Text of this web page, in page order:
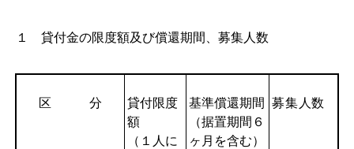
１ 貸付金の限度額及び償還期間、募集人数
区 分
貸付限度
額
（１人に
基準償還期間
（据置期間６
ヶ月を含む）
募集人数